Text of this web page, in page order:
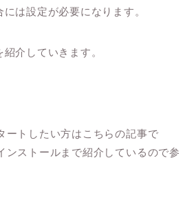
は設定が必要になります。
介していきます。
ートしたい方はこちらの記事で
ンストールまで紹介しているので参